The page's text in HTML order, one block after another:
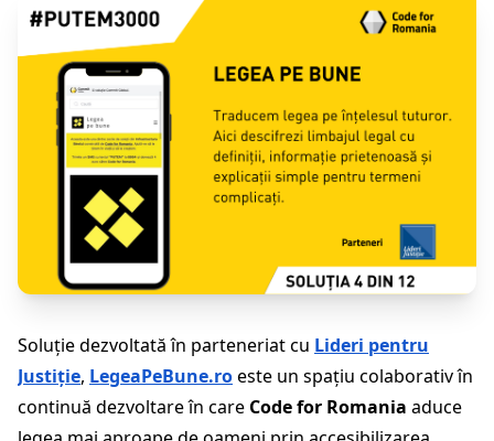
Soluție dezvoltată în parteneriat cu Lideri pentru
Justiție, LegeaPeBune.roeste un spațiu colaborativ în
continuă dezvoltare în care Code for Romania aduce